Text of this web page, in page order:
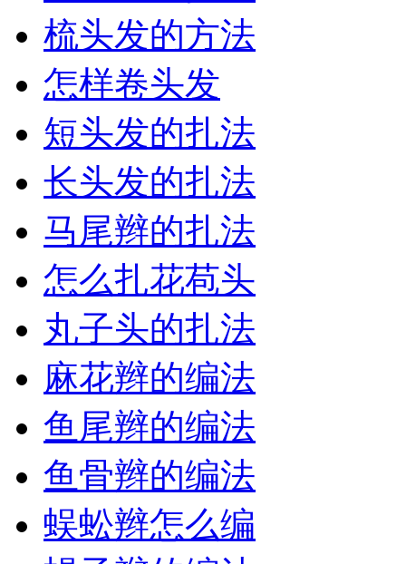
梳头发的方法
怎样卷头发
短头发的扎法
长头发的扎法
马尾辫的扎法
怎么扎花苞头
丸子头的扎法
麻花辫的编法
鱼尾辫的编法
鱼骨辫的编法
蜈蚣辫怎么编